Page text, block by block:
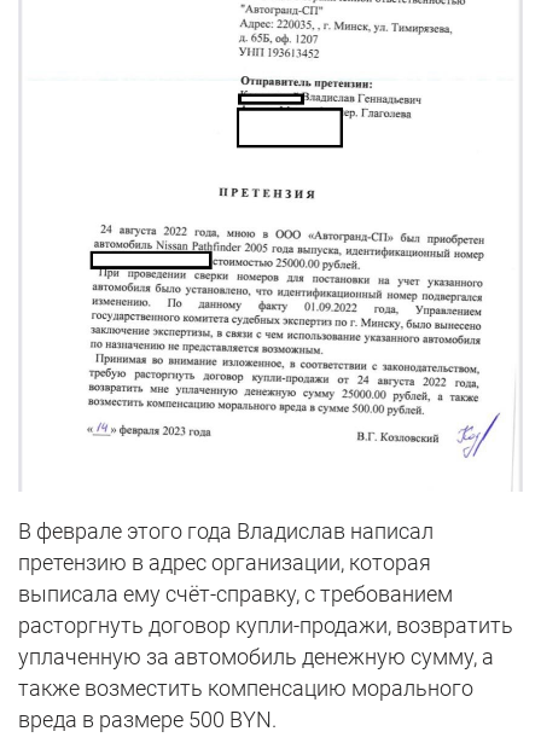
В феврале этого года Владислав написал
претензию в адрес организации, которая
выписала ему счёт-справку, с требованием
расторгнуть договор купли-продажи, возвратить
уплаченную за автомобиль денежную сумму, а
также возместить компенсацию морального
вреда в размере 500 BYN.